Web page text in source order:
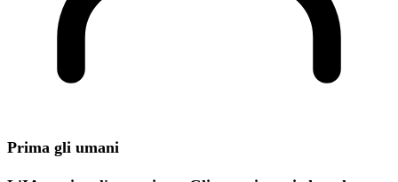
Prima gli umani